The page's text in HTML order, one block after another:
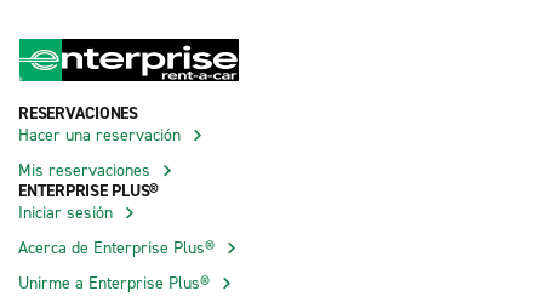
RESERVACIONES
Hacer una reservación
Mis reservaciones
ENTERPRISE PLUS®
Iniciar sesión
Acerca de Enterprise Plus®
Unirme a Enterprise Plus®